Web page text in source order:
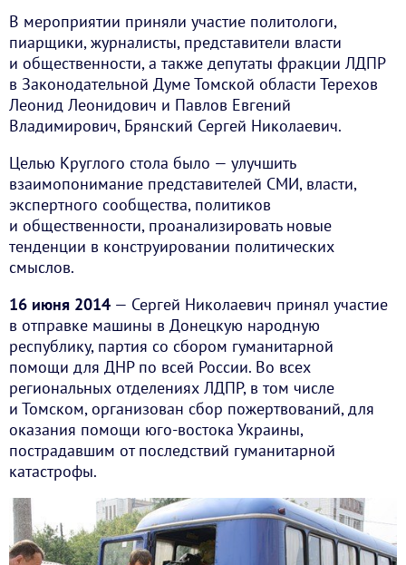
В мероприятии приняли участие политологи,
пиарщики, журналисты, представители власти
и общественности, а также депутаты фракции ЛДПР
в Законодательной Думе Томской области Терехов
Леонид Леонидович и Павлов Евгений
Владимирович, Брянский Сергей Николаевич.
Целью Круглого стола было — улучшить
взаимопонимание представителей СМИ, власти,
экспертного сообщества, политиков
и общественности, проанализировать новые
тенденции в конструировании политических
смыслов.
16 июня 2014 — Сергей Николаевич принял участие
в отправке машины в Донецкую народную
республику, партия со сбором гуманитарной
помощи для ДНР по всей России. Во всех
региональных отделениях ЛДПР, в том числе
и Томском, организован сбор пожертвований, для
оказания помощи юго-востока Украины,
пострадавшим от последствий гуманитарной
катастрофы.